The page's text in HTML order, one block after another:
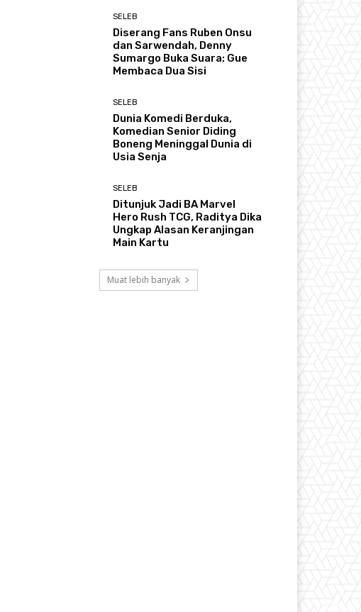
SELEB
Diserang Fans Ruben Onsu
dan Sarwendah, Denny
Sumargo Buka Suara: Gue
Membaca Dua Sisi
SELEB
Dunia Komedi Berduka,
Komedian Senior Diding
Boneng Meninggal Dunia di
Usia Senja
SELEB
Ditunjuk Jadi BA Marvel
Hero Rush TCG, Raditya Dika
Ungkap Alasan Keranjingan
Main Kartu
Muat lebih banyak